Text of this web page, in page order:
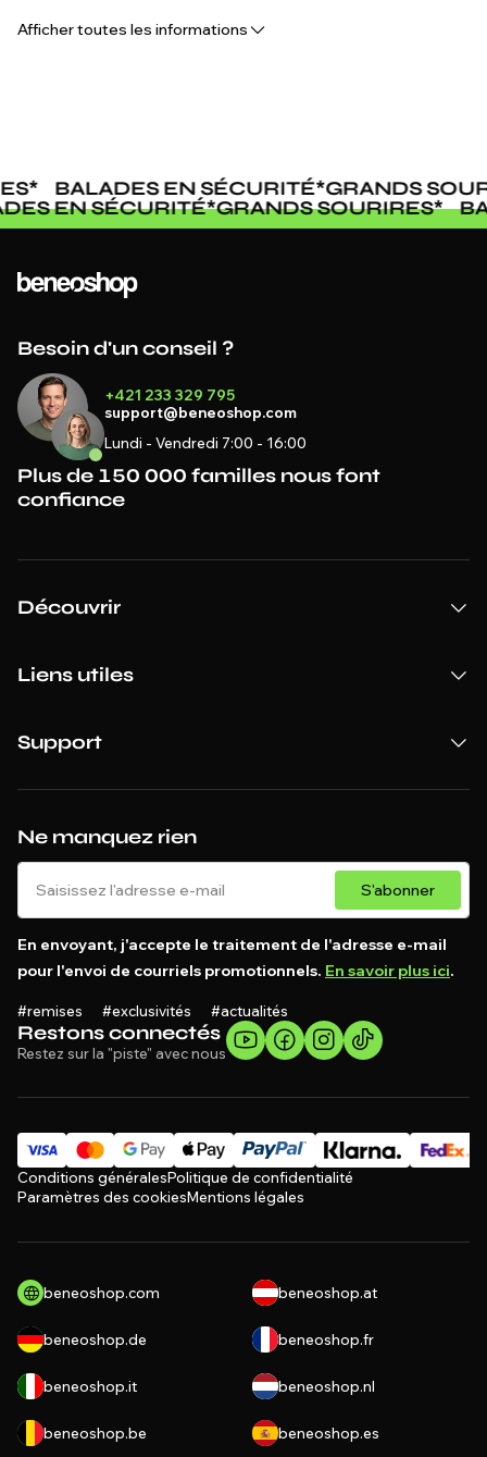
la gamme Venom de Beneo Motors de motos de motocross
Afficher toutes les informations
* BALADES EN SÉCURITÉ*GRANDS
EN SÉCURITÉ*GRANDS SOURIRES*
Restons connectés
Restez sur la "piste" avec nous
Ne manquez rien
S'abonner
En envoyant, j'accepte le traitement de l'adresse e-mail
pour l'envoi de courriels promotionnels. En savoir plus ici.
#remises #exclusivités #actualités
Besoin d'un conseil ?
+421 233 329 795
support@beneoshop.com
Lundi - Vendredi 7:00 - 16:00
Plus de 150 000 familles nous font
confiance
Découvrir
Liens utiles
Support
Conditions généralesPolitique de confidentialité
Paramètres des cookiesMentions légales
beneoshop.com beneoshop.at
beneoshop.de beneoshop.fr
beneoshop.it beneoshop.nl
beneoshop.be beneoshop.es